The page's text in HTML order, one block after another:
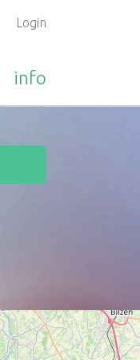
Login
info